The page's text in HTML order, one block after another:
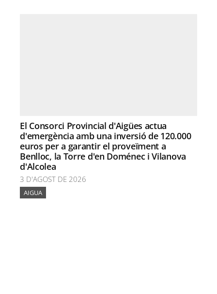
El Consorci Provincial d'Aigües actua
d'emergència amb una inversió de 120.000
euros per a garantir el proveïment a
Benlloc, la Torre d'en Doménec i Vilanova
d'Alcolea
3 D'AGOST DE 2026
AIGUA